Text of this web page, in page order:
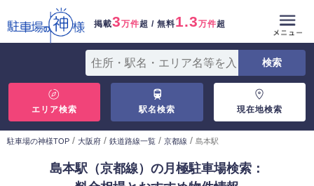
掲載3万件超 / 無料1.3万件超
エリア検索 駅名検索 現在地検索
駐車場の神様TOP / 大阪府 / 鉄道路線一覧 / 京都線 / 島本駅
島本駅（京都線）の月極駐車場検索：